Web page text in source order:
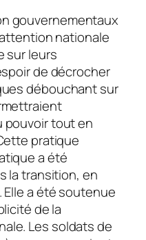
gouvernementaux
nationale
sur leurs
de décrocher
débouchant sur
pouvoir tout en
pratique
a été
la transition, en
Elle a été soutenue
de la
Les soldats de